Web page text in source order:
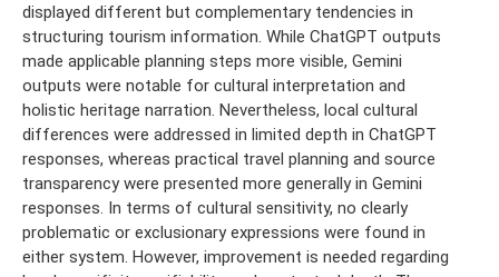
displayed different but complementary tendencies in
structuring tourism information. While ChatGPT outputs
made applicable planning steps more visible, Gemini
outputs were notable for cultural interpretation and
holistic heritage narration. Nevertheless, local cultural
differences were addressed in limited depth in ChatGPT
responses, whereas practical travel planning and source
transparency were presented more generally in Gemini
responses. In terms of cultural sensitivity, no clearly
problematic or exclusionary expressions were found in
either system. However, improvement is needed regarding